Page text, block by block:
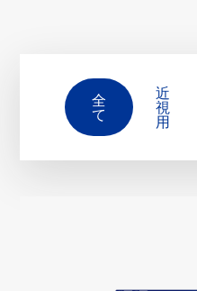
全
て
近
視
用